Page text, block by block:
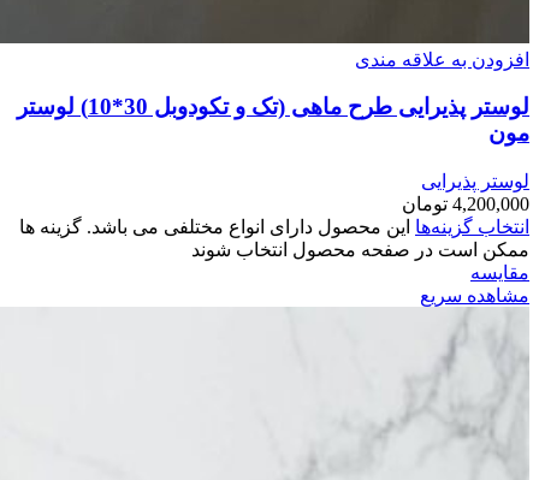
افزودن به علاقه مندی
لوستر پذیرایی طرح ماهی (تک و تکودوبل 30*10) لوستر
مون
لوستر پذیرایی
4,200,000 تومان
انتخاب گزینه‌ها این محصول دارای انواع مختلفی می باشد. گزینه ها
ممکن است در صفحه محصول انتخاب شوند
مقایسه
مشاهده سریع